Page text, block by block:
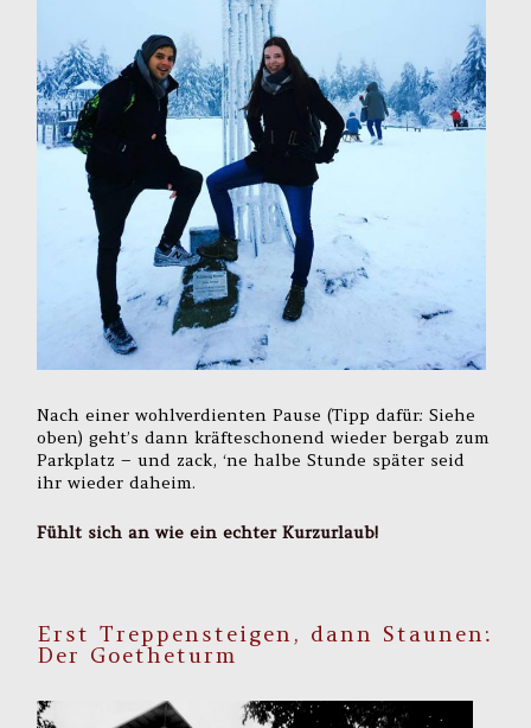
Nach einer wohlverdienten Pause (Tipp dafür: Siehe
oben) geht’s dann kräfteschonend wieder bergab zum
Parkplatz – und zack, ‘ne halbe Stunde später seid
ihr wieder daheim.
Fühlt sich an wie ein echter Kurzurlaub!
Erst Treppensteigen, dann Staunen:
Der Goetheturm